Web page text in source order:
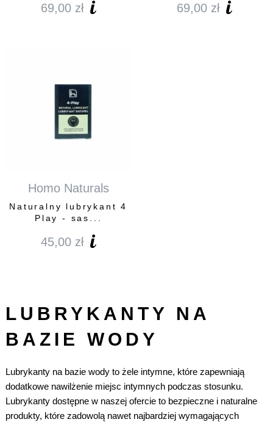
LUBRYKANTY NA
BAZIE WODY
Lubrykanty na bazie wody to żele intymne, które zapewniają
dodatkowe nawilżenie miejsc intymnych podczas stosunku.
Lubrykanty dostępne w naszej ofercie to bezpieczne i naturalne
produkty, które zadowolą nawet najbardziej wymagających
69,00 zł 69,00 zł
Homo Naturals
Naturalny lubrykant 4
Play - sas...
45,00 zł